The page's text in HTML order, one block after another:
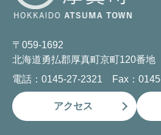
〒059-1692
北海道勇払郡厚真町京町120番地
電話：0145-27-2321 Fax：
アクセス